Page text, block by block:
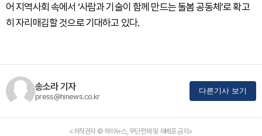
어 지역사회 속에서 ‘사람과 기술이 함께 만드는 돌봄 공동체’로 확고
히 자리매김할 것으로 기대하고 있다.
송소라 기자
press@hinews.co.kr
다른기사 보기
<저작권자 © 하이뉴스, 무단전재 및 재배포 금지>